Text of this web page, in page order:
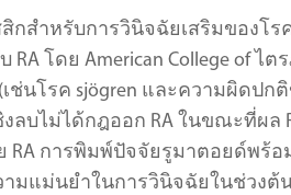
กสำหรับการวินิจฉัยเสริมของโ
โดย American College of ไต
ช่นโรค sjögren และความผิดปก
ลบไม่ได้กฎออก RA ในขณะที่ผล
การพิมพ์ปัจจัยรูมาตอยด์พร้อ
ความแม่นยำในการวินิจฉัยในช่ว